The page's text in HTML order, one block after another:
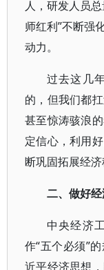
人，研发人员
师红利”不断强
动力。
过去这几
的，但我们都
甚至惊涛骇浪
定信心，利用
断巩固拓展经济
二、做好
中央经济
作“五个必须”
近平经济思想